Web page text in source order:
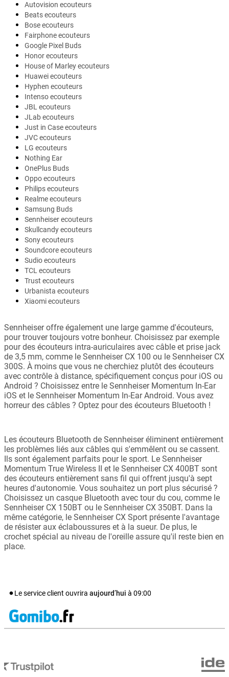
Autovision ecouteurs
Beats ecouteurs
Bose ecouteurs
Fairphone ecouteurs
Google Pixel Buds
Honor ecouteurs
House of Marley ecouteurs
Huawei ecouteurs
Hyphen ecouteurs
Intenso ecouteurs
JBL ecouteurs
JLab ecouteurs
Just in Case ecouteurs
JVC ecouteurs
LG ecouteurs
Nothing Ear
OnePlus Buds
Oppo ecouteurs
Philips ecouteurs
Realme ecouteurs
Samsung Buds
Sennheiser ecouteurs
Skullcandy ecouteurs
Sony ecouteurs
Soundcore ecouteurs
Sudio ecouteurs
TCL ecouteurs
Trust ecouteurs
Urbanista ecouteurs
Xiaomi ecouteurs
Sennheiser offre également une large gamme d'écouteurs,
pour trouver toujours votre bonheur. Choisissez par exemple
pour des écouteurs intra-auriculaires avec câble et prise jack
de 3,5 mm, comme le Sennheiser CX 100 ou le Sennheiser CX
300S. À moins que vous ne cherchiez plutôt des écouteurs
avec contrôle à distance, spécifiquement conçus pour iOS ou
Android ? Choisissez entre le Sennheiser Momentum In-Ear
iOS et le Sennheiser Momentum In-Ear Android. Vous avez
horreur des câbles ? Optez pour des écouteurs Bluetooth !
Les écouteurs Bluetooth de Sennheiser éliminent entièrement
les problèmes liés aux câbles qui s'emmêlent ou se cassent.
Ils sont également parfaits pour le sport. Le Sennheiser
Momentum True Wireless II et le Sennheiser CX 400BT sont
des écouteurs entièrement sans fil qui offrent jusqu'à sept
heures d'autonomie. Vous souhaitez un port plus sécurisé ?
Choisissez un casque Bluetooth avec tour du cou, comme le
Sennheiser CX 150BT ou le Sennheiser CX 350BT. Dans la
même catégorie, le Sennheiser CX Sport présente l'avantage
de résister aux éclaboussures et à la sueur. De plus, le
crochet spécial au niveau de l'oreille assure qu'il reste bien en
place.
Le service client ouvrira aujourd’hui à 09:00